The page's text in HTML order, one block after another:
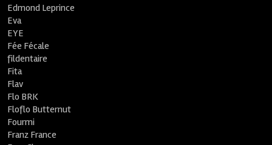
Edmond Leprince
Eva
EYE
Fée Fécale
fildentaire
Fita
Flav
Flo BRK
Floflo Butternut
Fourmi
Franz France